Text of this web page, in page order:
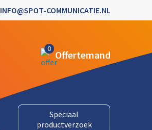
INFO@SPOT-COMMUNICATIE.NL
0 Offertemand
Speciaal
productverzoek